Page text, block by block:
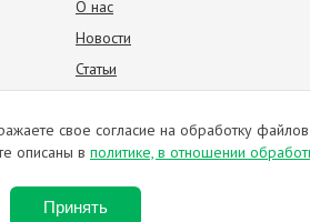
О нас
Новости
Статьи
Отправляя любую форму на сайте,
свое согласие на обработку
описаны в политике, в отношении
Принять